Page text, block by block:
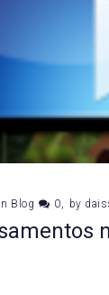
in Blog 0 by